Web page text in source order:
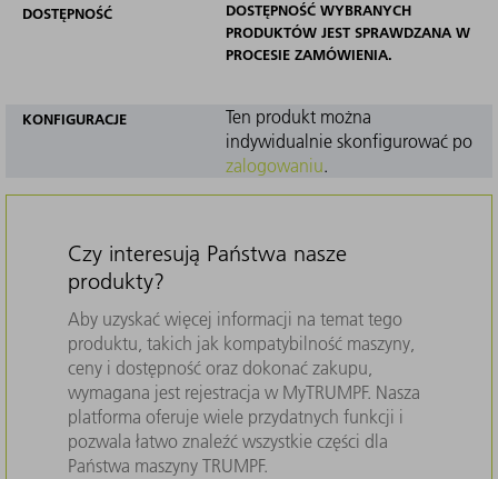
DOSTĘPNOŚĆ
DOSTĘPNOŚĆ WYBRANYCH
PRODUKTÓW JEST SPRAWDZANA W
PROCESIE ZAMÓWIENIA.
KONFIGURACJE
Ten produkt można
indywidualnie skonfigurować po
zalogowaniu.
Czy interesują Państwa nasze
produkty?
Aby uzyskać więcej informacji na temat tego
produktu, takich jak kompatybilność maszyny,
ceny i dostępność oraz dokonać zakupu,
wymagana jest rejestracja w MyTRUMPF. Nasza
platforma oferuje wiele przydatnych funkcji i
pozwala łatwo znaleźć wszystkie części dla
Państwa maszyny TRUMPF.